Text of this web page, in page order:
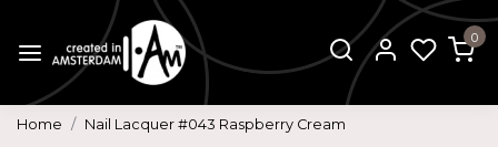
0
Home Nail Lacquer #043 Raspberry Cream